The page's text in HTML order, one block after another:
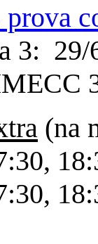
prova
3: 29/
(na